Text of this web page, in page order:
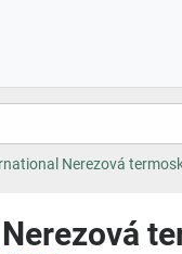
Nerezová